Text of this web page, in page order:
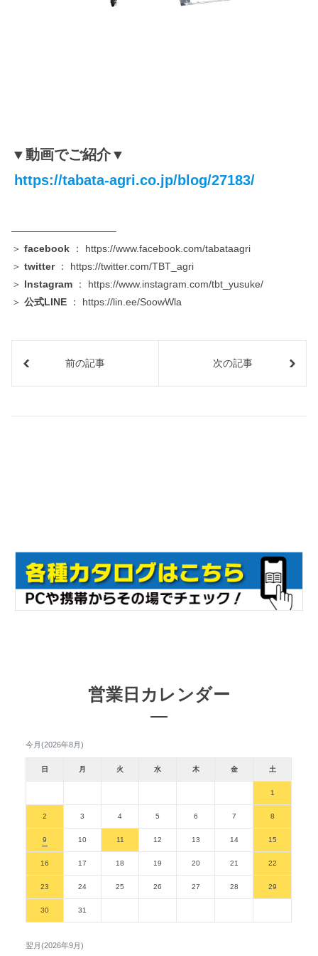
▼動画でご紹介▼
https://tabata-agri.co.jp/blog/27183/
——————————–
＞ facebook ： https://www.facebook.com/tabataagri
＞ twitter： https://twitter.com/TBT_agri
＞ Instagram ： https://www.instagram.com/tbt_yusuke/
＞ 公式LINE ： https://lin.ee/SoowWla
前の記事 次の記事
営業日カレンダー
今月(2026年8月)
日 月 火 水 木 金 土
1
2 3 4 5 6 7 8
9 10 11 12 13 14 15
16 17 18 19 20 21 22
23 24 25 26 27 28 29
30 31
翌月(2026年9月)